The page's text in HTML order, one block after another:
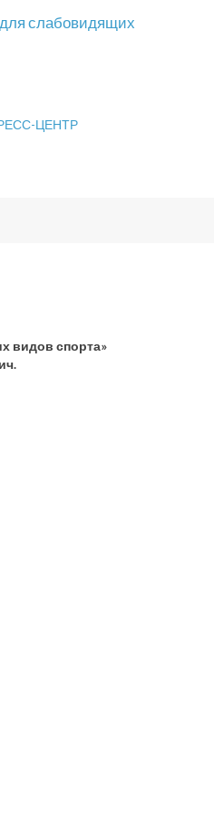
слабовидящих
ЦЕНТР
видов спорта»